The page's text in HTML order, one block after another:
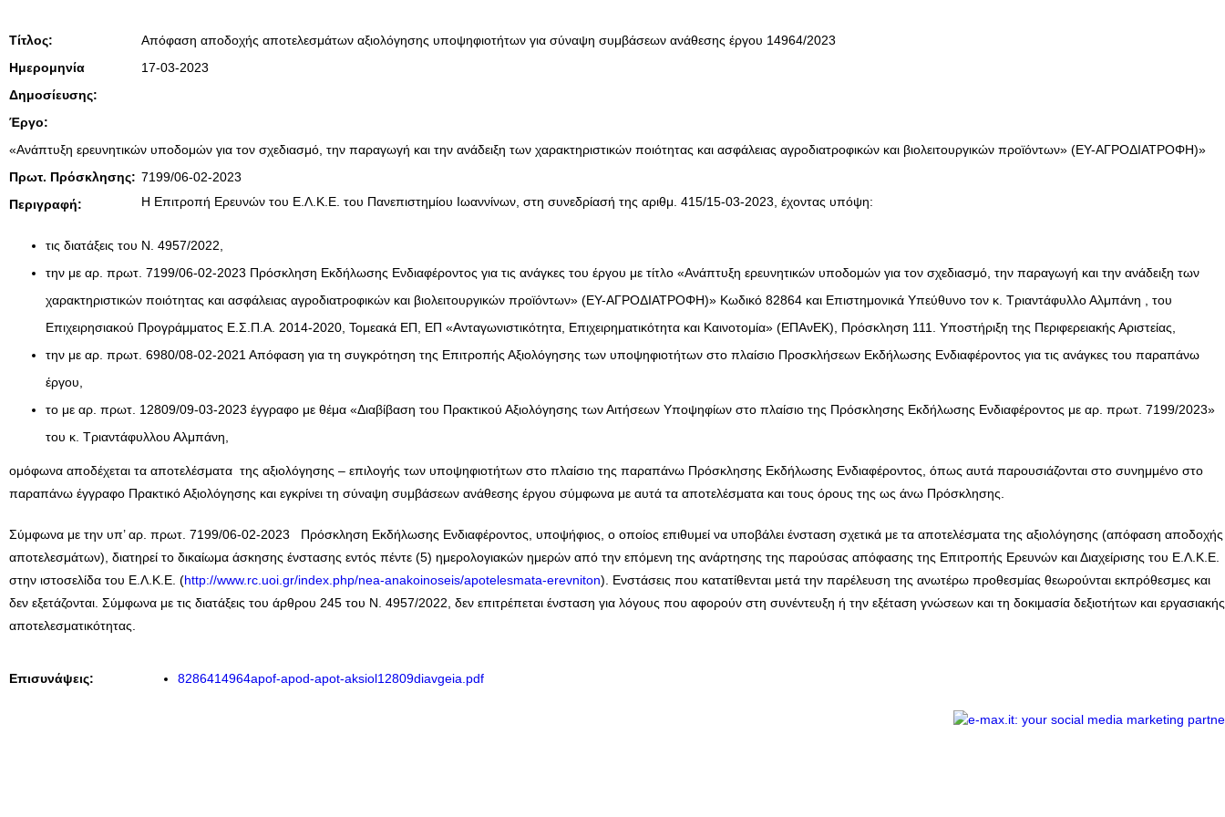
Τίτλος:
Απόφαση αποδοχής αποτελεσμάτων αξιολόγησης υποψηφιοτήτων για σύναψη συμβάσεων ανάθεσης έργου 14964/2023
Ημερομηνία
Δημοσίευσης:
17-03-2023
Έργο:
«Ανάπτυξη ερευνητικών υποδομών για τον σχεδιασμό, την παραγωγή και την ανάδειξη των χαρακτηριστικών ποιότητας και ασφάλειας αγροδιατροφικών και βιολειτουργικών προϊόντων» (ΕΥ-ΑΓΡΟΔΙΑΤΡΟΦΗ)»
Πρωτ. Πρόσκλησης: 7199/06-02-2023
Περιγραφή:
Η Επιτροπή Ερευνών του Ε.Λ.Κ.Ε. του Πανεπιστημίου Ιωαννίνων, στη συνεδρίασή της αριθμ. 415/15-03-2023, έχοντας υπόψη:
τις διατάξεις του Ν. 4957/2022,
την με αρ. πρωτ. 7199/06-02-2023 Πρόσκληση Εκδήλωσης Ενδιαφέροντος για τις ανάγκες του έργου με τίτλο «Ανάπτυξη ερευνητικών υποδομών για τον σχεδιασμό, την παραγωγή και την ανάδειξη των
χαρακτηριστικών ποιότητας και ασφάλειας αγροδιατροφικών και βιολειτουργικών προϊόντων» (ΕΥ-ΑΓΡΟΔΙΑΤΡΟΦΗ)» Κωδικό 82864 και Επιστημονικά Υπεύθυνο τον κ. Τριαντάφυλλο Αλμπάνη , του
Επιχειρησιακού Προγράμματος Ε.Σ.Π.Α. 2014-2020, Τομεακά ΕΠ, ΕΠ «Ανταγωνιστικότητα, Επιχειρηματικότητα και Καινοτομία» (ΕΠΑνΕΚ), Πρόσκληση 111. Υποστήριξη της Περιφερειακής Αριστείας,
την με αρ. πρωτ. 6980/08-02-2021 Απόφαση για τη συγκρότηση της Επιτροπής Αξιολόγησης των υποψηφιοτήτων στο πλαίσιο Προσκλήσεων Εκδήλωσης Ενδιαφέροντος για τις ανάγκες του παραπάνω
έργου,
το με αρ. πρωτ. 12809/09-03-2023 έγγραφο με θέμα «Διαβίβαση του Πρακτικού Αξιολόγησης των Αιτήσεων Υποψηφίων στο πλαίσιο της Πρόσκλησης Εκδήλωσης Ενδιαφέροντος με αρ. πρωτ. 7199/2023»
του κ. Τριαντάφυλλου Αλμπάνη,
ομόφωνα αποδέχεται τα αποτελέσματα της αξιολόγησης – επιλογής των υποψηφιοτήτων στο πλαίσιο της παραπάνω Πρόσκλησης Εκδήλωσης Ενδιαφέροντος, όπως αυτά παρουσιάζονται στο συνημμένο στο
παραπάνω έγγραφο Πρακτικό Αξιολόγησης και εγκρίνει τη σύναψη συμβάσεων ανάθεσης έργου σύμφωνα με αυτά τα αποτελέσματα και τους όρους της ως άνω Πρόσκλησης.
Σύμφωνα με την υπ’ αρ. πρωτ. 7199/06-02-2023 Πρόσκληση Εκδήλωσης Ενδιαφέροντος, υποψήφιος, ο οποίος επιθυμεί να υποβάλει ένσταση σχετικά με τα αποτελέσματα της αξιολόγησης (απόφαση αποδοχής
αποτελεσμάτων), διατηρεί το δικαίωμα άσκησης ένστασης εντός πέντε (5) ημερολογιακών ημερών από την επόμενη της ανάρτησης της παρούσας απόφασης της Επιτροπής Ερευνών και Διαχείρισης του Ε.Λ.Κ.Ε.
στην ιστοσελίδα του Ε.Λ.Κ.Ε. (http://www.rc.uoi.gr/index.php/nea-anakoinoseis/apotelesmata-erevniton). Ενστάσεις που κατατίθενται μετά την παρέλευση της ανωτέρω προθεσμίας θεωρούνται εκπρόθεσμες και
δεν εξετάζονται. Σύμφωνα με τις διατάξεις του άρθρου 245 του Ν. 4957/2022, δεν επιτρέπεται ένσταση για λόγους που αφορούν στη συνέντευξη ή την εξέταση γνώσεων και τη δοκιμασία δεξιοτήτων και εργασιακής
αποτελεσματικότητας.
Επισυνάψεις: 8286414964apof-apod-apot-aksiol12809diavgeia.pdf